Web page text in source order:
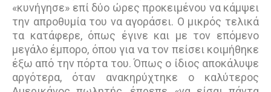
«κυνήγησε» επί δύο ώρες προκειµένου να κάµψει
την απροθυµία του να αγοράσει. Ο µικρός τελικά
τα κατάφερε, όπως έγινε και µε τον επόµενο
µεγάλο έµπορο, όπου για να τον πείσει κοιµήθηκε
έξω από την πόρτα του. Όπως ο ίδιος αποκάλυψε
αργότερα, όταν ανακηρύχτηκε ο καλύτερος